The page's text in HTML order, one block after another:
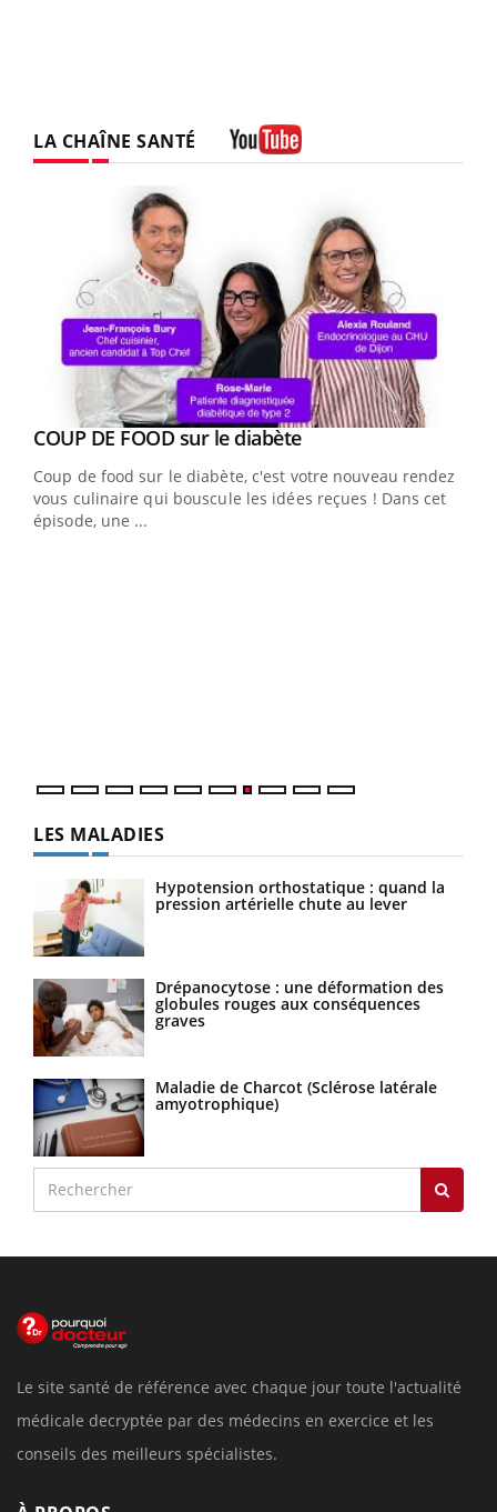
LA CHAÎNE SANTÉ
Youtube
COUP DE FOOD sur le diabèteYoutube
Coup de food sur le diabète, c'est votre nouveau rendez-
vous culinaire qui bouscule les idées reçues ! Dans cet
épisode, une ...
LES MALADIES
Hypotension orthostatique : quand la
pression artérielle chute au lever
Drépanocytose : une déformation des
globules rouges aux conséquences
graves
Maladie de Charcot (Sclérose latérale
amyotrophique)
Le site santé de référence avec chaque jour toute l'actualité
médicale decryptée par des médecins en exercice et les
conseils des meilleurs spécialistes.